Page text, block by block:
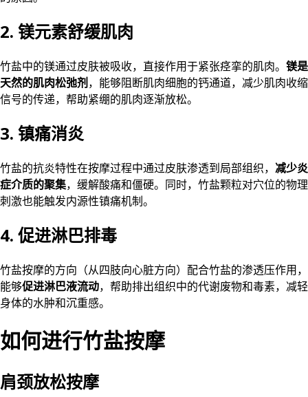
2. 镁元素舒缓肌肉
竹盐中的镁通过皮肤被吸收，直接作用于紧张痉挛的肌肉。 镁是
天然的肌肉松弛剂 ，能够阻断肌肉细胞的钙通道，减少肌肉收缩
信号的传递，帮助紧绷的肌肉逐渐放松。
3. 镇痛消炎
竹盐的抗炎特性在按摩过程中通过皮肤渗透到局部组织， 减少炎
症介质的聚集，缓解酸痛和僵硬。同时，竹盐颗粒对穴位的物理
刺激也能触发内源性镇痛机制。
4. 促进淋巴排毒
竹盐按摩的方向（从四肢向心脏方向）配合竹盐的渗透压作用，
能够促进淋巴液流动，帮助排出组织中的代谢废物和毒素，减轻
身体的水肿和沉重感。
如何进行竹盐按摩
肩颈放松按摩